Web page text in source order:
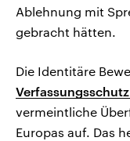
Ablehnung mit
gebracht hätten.
Die Identitäre
vermeintliche
Europas auf. Das